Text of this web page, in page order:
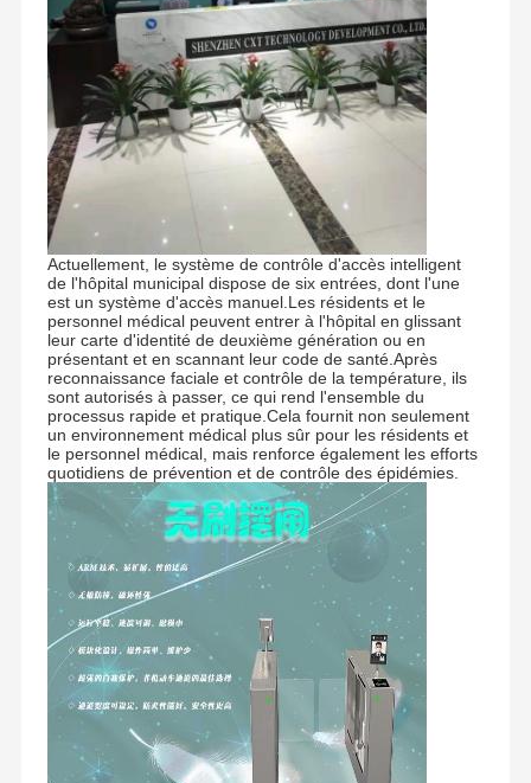
Actuellement, le système de contrôle d'accès intelligent
de l'hôpital municipal dispose de six entrées, dont l'une
est un système d'accès manuel.Les résidents et le
personnel médical peuvent entrer à l'hôpital en glissant
leur carte d'identité de deuxième génération ou en
présentant et en scannant leur code de santé.Après
reconnaissance faciale et contrôle de la température, ils
sont autorisés à passer, ce qui rend l'ensemble du
processus rapide et pratique.Cela fournit non seulement
un environnement médical plus sûr pour les résidents et
le personnel médical, mais renforce également les efforts
quotidiens de prévention et de contrôle des épidémies.